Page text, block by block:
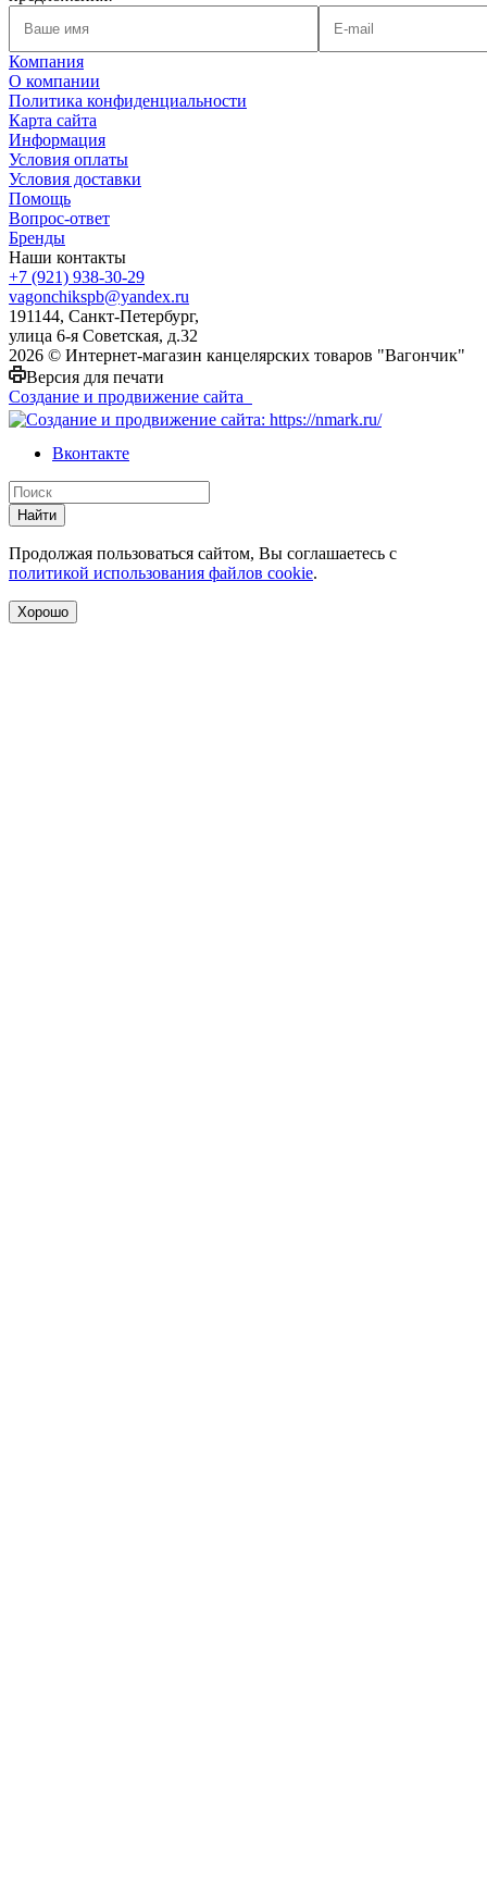
Компания
О компании
Политика конфиденциальности
Карта сайта
Информация
Условия оплаты
Условия доставки
Помощь
Вопрос-ответ
Бренды
Наши контакты
+7 (921) 938-30-29
vagonchikspb@yandex.ru
191144, Санкт-Петербург,
улица 6-я Советская, д.32
2026 © Интернет-магазин канцелярских товаров "Вагончик"
Версия для печати
Создание и продвижение сайта
Вконтакте
Найти
Продолжая пользоваться сайтом, Вы соглашаетесь с
политикой использования файлов cookie.
Хорошо